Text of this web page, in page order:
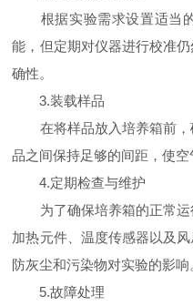
根据实验需求设置适当的
能，但定期对仪器进行校准
确性。
3.装载样品
在将样品放入培养箱前，
品之间保持足够的间距，使空
4.定期检查与维护
为了确保培养箱的正常运
加热元件、温度传感器以及
防灰尘和污染物对实验的影响
5.故障处理